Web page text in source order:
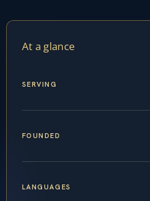
At a glance
SERVING
FOUNDED
LANGUAGES